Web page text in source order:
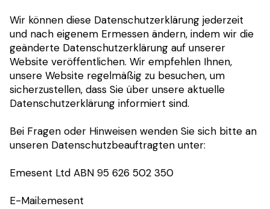
Wir können diese Datenschutzerklärung jederzeit
und nach eigenem Ermessen ändern, indem wir die
geänderte Datenschutzerklärung auf unserer
Website veröffentlichen. Wir empfehlen Ihnen,
unsere Website regelmäßig zu besuchen, um
sicherzustellen, dass Sie über unsere aktuelle
Datenschutzerklärung informiert sind.
Bei Fragen oder Hinweisen wenden Sie sich bitte an
unseren Datenschutzbeauftragten unter:
Emesent Ltd ABN 95 626 502 350
E-Mail:emesent